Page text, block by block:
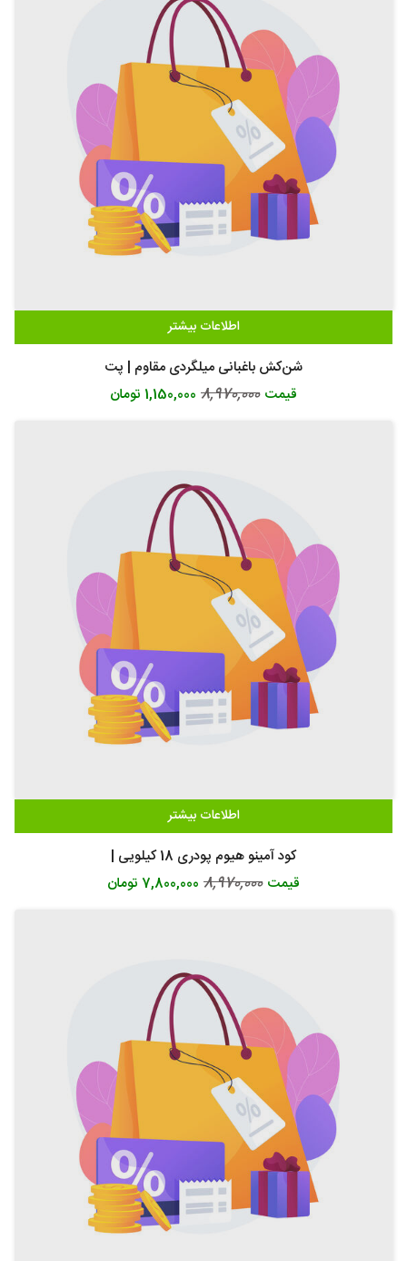
اطلاعات بیشتر
شن‌کش باغبانی میلگردی مقاوم | پت
قیمت 8,970,000 1,150,000 تومان
اطلاعات بیشتر
کود آمینو هیوم پودری 18 کیلویی |
قیمت 8,970,000 7,800,000 تومان